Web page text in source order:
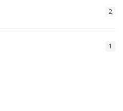
2
1